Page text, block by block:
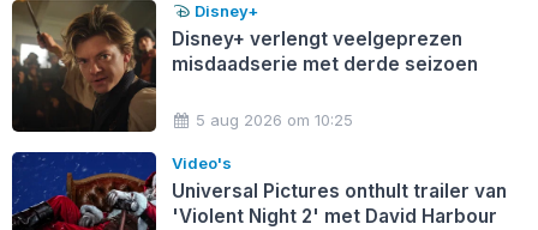
Disney+
Disney+ verlengt veelgeprezen
misdaadserie met derde seizoen
5 aug 2026 om 10:25
Video's
Universal Pictures onthult trailer van
'Violent Night 2' met David Harbour